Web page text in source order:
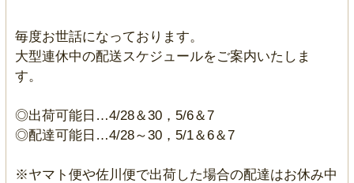
毎度お世話になっております。
大型連休中の配送スケジュールをご案内いたしま
す。
◎出荷可能日…4/28＆30，5/6＆7
◎配達可能日…4/28～30，5/1＆6＆7
※ヤマト便や佐川便で出荷した場合の配達はお休み中